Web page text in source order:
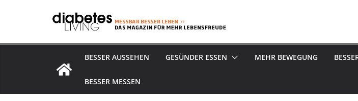
BESSER AUSSEHEN GESÜNDER ESSEN MEHR BEWEGUNG
BESSER MESSEN